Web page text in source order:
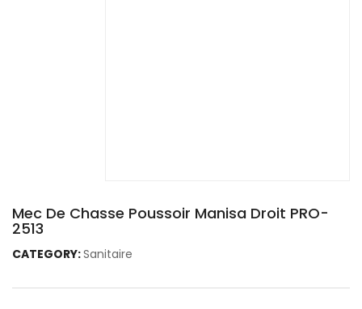
Mec De Chasse Poussoir Manisa Droit PRO-
2513
CATEGORY:Sanitaire